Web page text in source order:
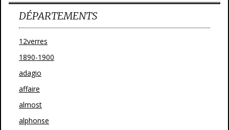
DÉPARTEMENTS
12verres
1890-1900
adagio
affaire
almost
alphonse